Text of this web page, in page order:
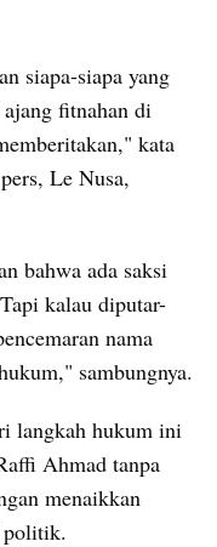
siapa-siapa yang
fitnahan di
kata
Le Nusa,
bahwa ada saksi
kalau diputar-
nama
sambungnya.
langkah hukum ini
Ahmad tanpa
menaikkan
politik.